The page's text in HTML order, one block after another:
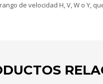
de velocidad H, V, W o Y,